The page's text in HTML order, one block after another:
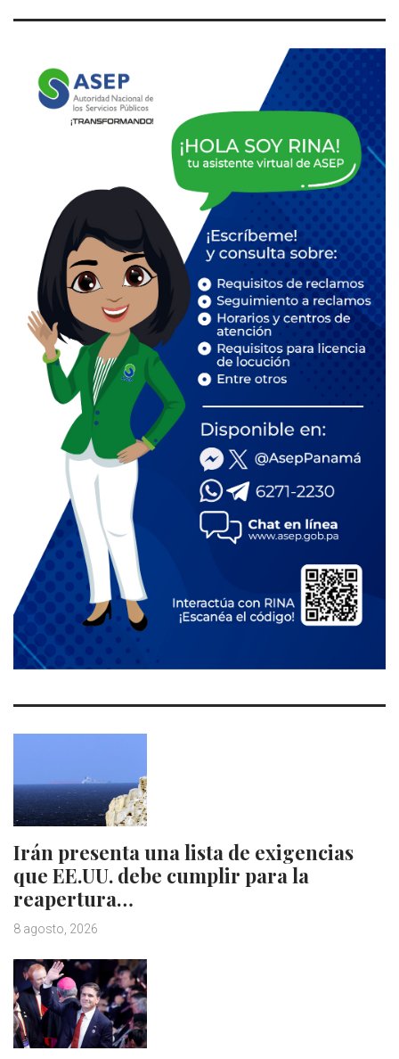
Irán presenta una lista de exigencias
que EE.UU. debe cumplir para la
reapertura…
8 agosto, 2026